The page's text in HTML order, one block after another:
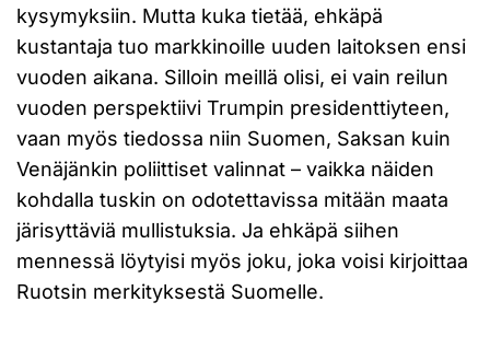
kysymyksiin. Mutta kuka tietää, ehkäpä
kustantaja tuo markkinoille uuden laitoksen ensi
vuoden aikana. Silloin meillä olisi, ei vain reilun
vuoden perspektiivi Trumpin presidenttiyteen,
vaan myös tiedossa niin Suomen, Saksan kuin
Venäjänkin poliittiset valinnat – vaikka näiden
kohdalla tuskin on odotettavissa mitään maata
järisyttäviä mullistuksia. Ja ehkäpä siihen
mennessä löytyisi myös joku, joka voisi kirjoittaa
Ruotsin merkityksestä Suomelle.